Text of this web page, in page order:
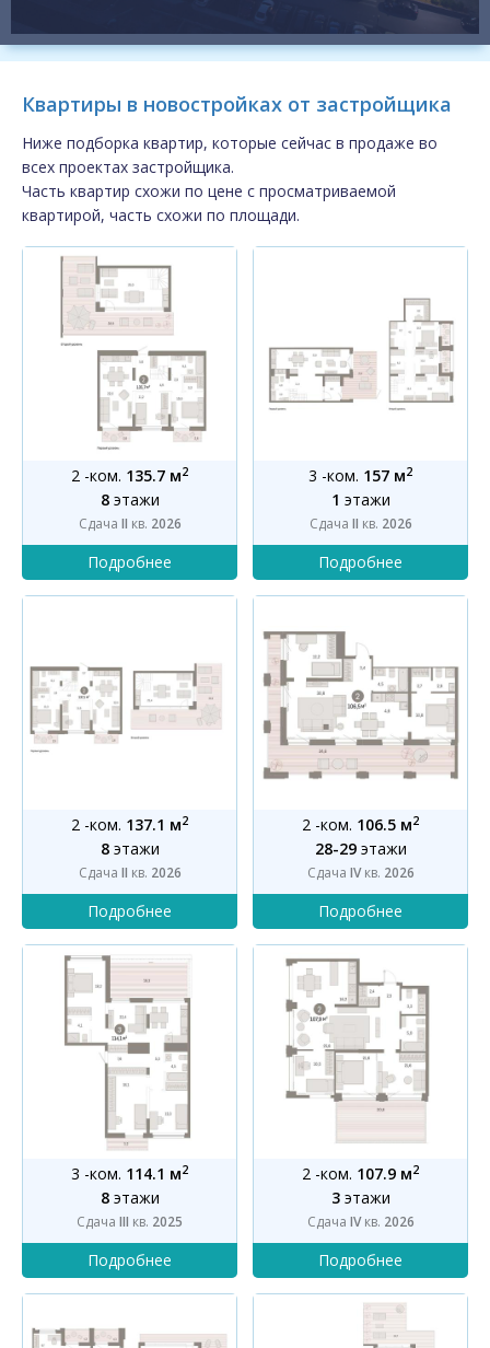
Квартиры в новостройках от застройщика
Ниже подборка квартир, которые сейчас в продаже во
всех проектах застройщика.
Часть квартир схожи по цене с просматриваемой
квартирой, часть схожи по площади.
2 -ком. 135.7 м2
8этажи
Сдача II кв. 2026
3 -ком. 157 м2
1 этажи
Сдача II кв. 2026
2 -ком. 137.1 м2
8этажи
Сдача II кв. 2026
2 -ком. 106.5 м2
28-29этажи
Сдача IVкв. 2026
3 -ком. 114.1 м2
8этажи
Сдача III кв. 2025
2 -ком. 107.9 м2
3этажи
Сдача IVкв. 2026